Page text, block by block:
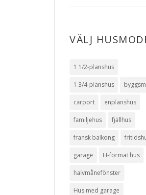
VÄLJ
1 1/2-planshus
1 3/4-planshus
carport enplanshus
familjehus fjällhus
fransk balkong
garage H-format hus
halvmånefönster
Hus med garage